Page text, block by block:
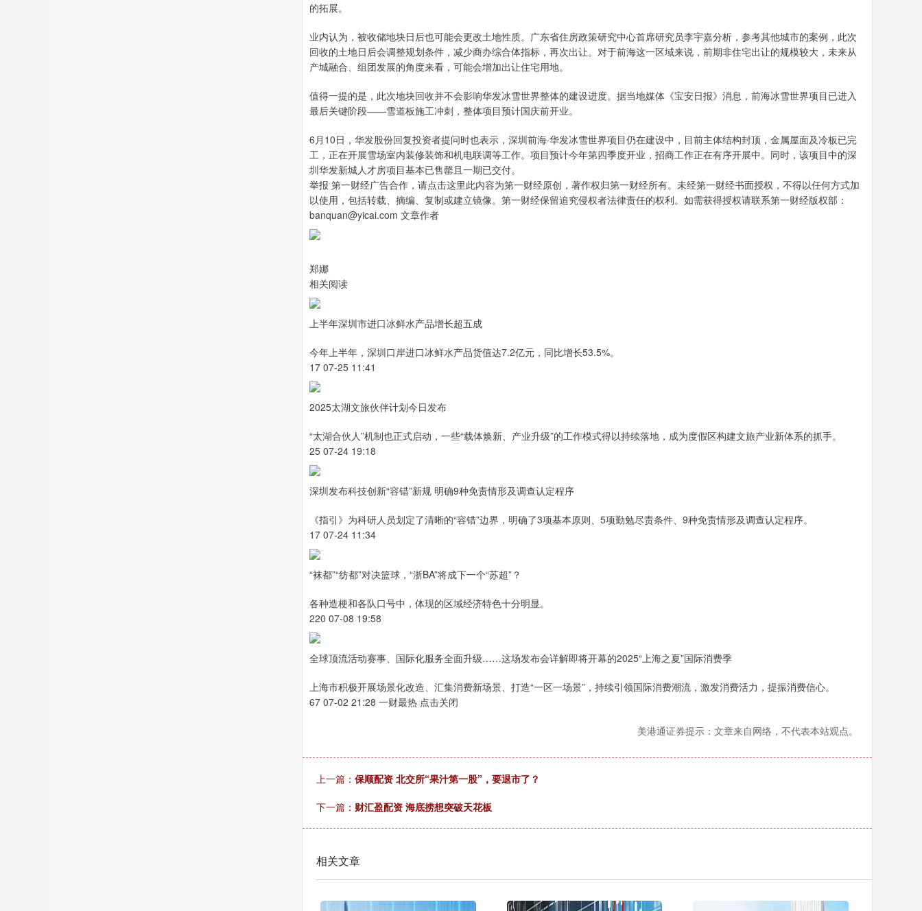
的拓展。
业内认为，被收储地块日后也可能会更改土地性质。广东省住房政策研究中心首席研究员李宇嘉分析，参考其他城市的案例，此次
回收的土地日后会调整规划条件，减少商办综合体指标，再次出让。对于前海这一区域来说，前期非住宅出让的规模较大，未来从
产城融合、组团发展的角度来看，可能会增加出让住宅用地。
值得一提的是，此次地块回收并不会影响华发冰雪世界整体的建设进度。据当地媒体《宝安日报》消息，前海冰雪世界项目已进入
最后关键阶段——雪道板施工冲刺，整体项目预计国庆前开业。
6月10日，华发股份回复投资者提问时也表示，深圳前海·华发冰雪世界项目仍在建设中，目前主体结构封顶，金属屋面及冷板已完
工，正在开展雪场室内装修装饰和机电联调等工作。项目预计今年第四季度开业，招商工作正在有序开展中。同时，该项目中的深
圳华发新城人才房项目基本已售罄且一期已交付。
举报 第一财经广告合作，请点击这里此内容为第一财经原创，著作权归第一财经所有。未经第一财经书面授权，不得以任何方式加
以使用，包括转载、摘编、复制或建立镜像。第一财经保留追究侵权者法律责任的权利。如需获得授权请联系第一财经版权部：
banquan@yicai.com 文章作者
郑娜
相关阅读
上半年深圳市进口冰鲜水产品增长超五成
今年上半年，深圳口岸进口冰鲜水产品货值达7.2亿元，同比增长53.5%。
17 07-25 11:41
2025太湖文旅伙伴计划今日发布
“太湖合伙人”机制也正式启动，一些“载体焕新、产业升级”的工作模式得以持续落地，成为度假区构建文旅产业新体系的抓手。
25 07-24 19:18
深圳发布科技创新“容错”新规 明确9种免责情形及调查认定程序
《指引》为科研人员划定了清晰的“容错”边界，明确了3项基本原则、5项勤勉尽责条件、9种免责情形及调查认定程序。
17 07-24 11:34
“袜都”“纺都”对决篮球，“浙BA”将成下一个“苏超”？
各种造梗和各队口号中，体现的区域经济特色十分明显。
220 07-08 19:58
全球顶流活动赛事、国际化服务全面升级……这场发布会详解即将开幕的2025“上海之夏”国际消费季
上海市积极开展场景化改造、汇集消费新场景、打造“一区一场景”，持续引领国际消费潮流，激发消费活力，提振消费信心。
67 07-02 21:28 一财最热 点击关闭
美港通证券提示：文章来自网络，不代表本站观点。
上一篇： 保顺配资 北交所“果汁第一股”，要退市了？
下一篇： 财汇盈配资 海底捞想突破天花板
相关文章